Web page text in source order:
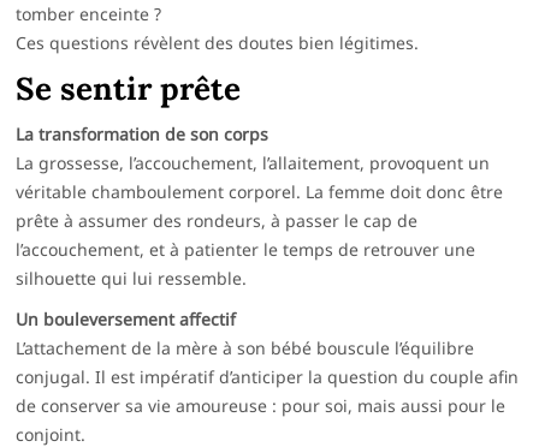
tomber enceinte ?
Ces questions révèlent des doutes bien légitimes.
Se sentir prête
La transformation de son corps
La grossesse, l’accouchement, l’allaitement, provoquent un
véritable chamboulement corporel. La femme doit donc être
prête à assumer des rondeurs, à passer le cap de
l’accouchement, et à patienter le temps de retrouver une
silhouette qui lui ressemble.
Un bouleversement affectif
L’attachement de la mère à son bébé bouscule l’équilibre
conjugal. Il est impératif d’anticiper la question du couple afin
de conserver sa vie amoureuse : pour soi, mais aussi pour le
conjoint.